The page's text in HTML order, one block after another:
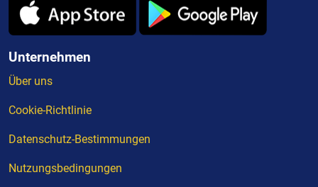
Unternehmen
Über uns
Cookie-Richtlinie
Datenschutz-Bestimmungen
Nutzungsbedingungen